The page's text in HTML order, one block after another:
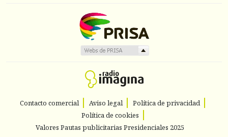
Contacto comercial Aviso legal
Política de privacidad
Política de cookies
Valores Pautas publicitarias Presidenciales 2025